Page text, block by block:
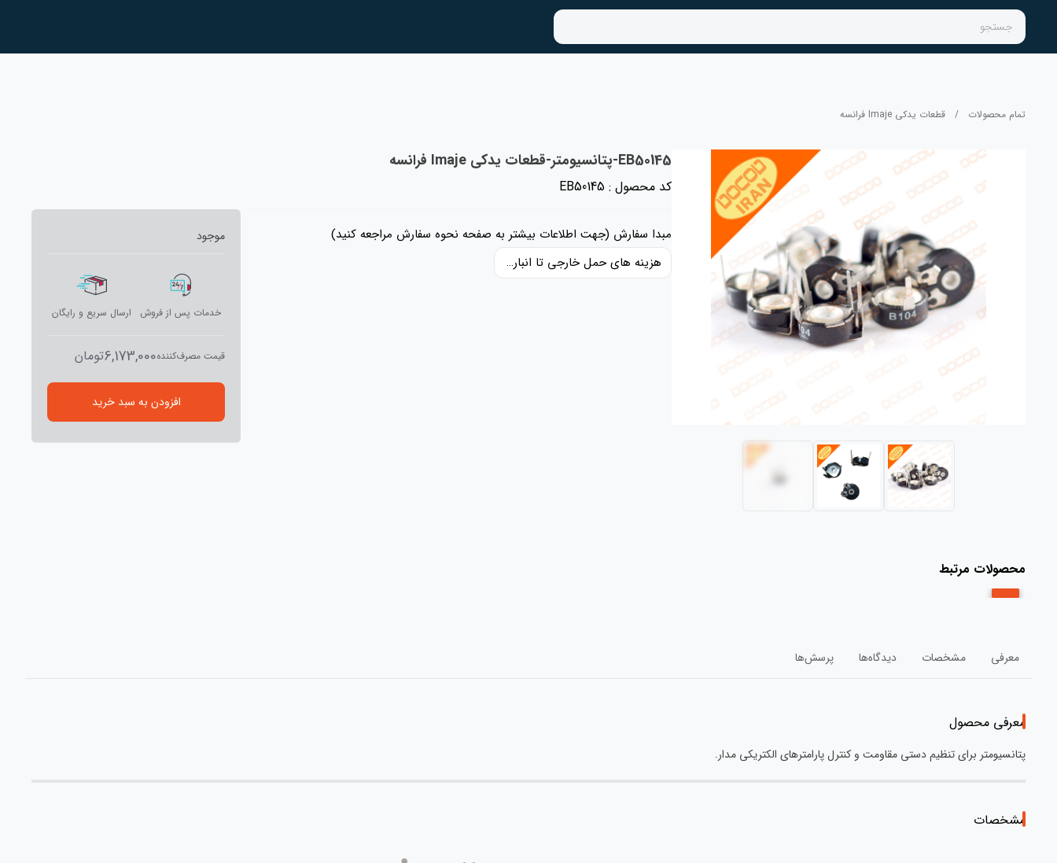
جستجو
تمام محصولات / قطعات یدکی Imaje فرانسه
EB50145-پتانسیومتر-قطعات یدکی Imaje فرانسه
کد محصول : EB50145
مبدا سفارش (جهت اطلاعات بیشتر به صفحه نحوه سفارش مراجعه کنید)
هزینه های حمل خارجی تا انبار ایران، حقوق گمرکی و عوارض و مالیات و سایر هزینه های کالا به قیمت ریالی کالا اضافه شده است و حمل داخلی رایگان می باشد.
موجود
خدمات پس از فروش ارسال سریع و رایگان
قیمت مصرف‌کننده6,173,000تومان
افزودن به سبد خرید
محصولات مرتبط
معرفی مشخصات دیدگاه‌ها پرسش‌ها
معرفی محصول
پتانسیومتر برای تنظیم دستی مقاومت و کنترل پارامترهای الکتریکی مدار.
مشخصات